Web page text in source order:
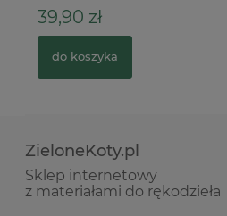
39,90 zł
do koszyka
ZieloneKoty.pl
Sklep internetowy
z materiałami do rękodzieła